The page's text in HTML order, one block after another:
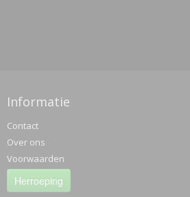
Informatie
Contact
Over ons
Voorwaarden
Herroeping